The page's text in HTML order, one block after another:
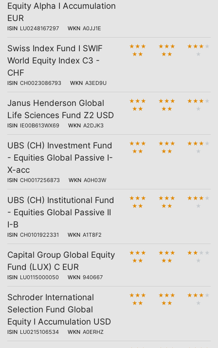
Equity Alpha I Accumulation
EUR
ISIN LU0248167297 WKN A0JJ1E
Swiss Index Fund I SWIF
World Equity Index C3 -
CHF
ISIN CH0023086793 WKN A3ED9U
★ ★ ★
★ ★
★ ★ ★
★ ★
★ ★ ★ ★
★
Janus Henderson Global
Life Sciences Fund Z2 USD
ISIN IE00B613WX69 WKN A2DJK3
★ ★ ★
★ ★
★ ★ ★
★ ★
★ ★ ★ ★
★
UBS (CH) Investment Fund
- Equities Global Passive I-
X-acc
ISIN CH0017256873 WKN A0H03W
★ ★ ★
★ ★
★ ★ ★
★ ★
★ ★ ★ ★
★
UBS (CH) Institutional Fund
- Equities Global Passive II
I-B
ISIN CH0101922331 WKN A1T8F2
★ ★ ★
★ ★
★ ★ ★
★ ★
★ ★ ★ ★
★
Capital Group Global Equity
Fund (LUX) C EUR
ISIN LU0115000050 WKN 940667
★ ★ ★
★ ★
★ ★ ★
★ ★
★ ★ ★ ★
★
Schroder International
Selection Fund Global
Equity I Accumulation USD
ISIN LU0215106534 WKN A0ERHZ
★ ★ ★
★ ★
★ ★ ★
★ ★
★ ★ ★ ★
★